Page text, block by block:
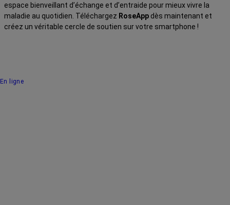
espace bienveillant d’échange et d’entraide pour mieux vivre la
maladie au quotidien. Téléchargez RoseApp dès maintenant et
créez un véritable cercle de soutien sur votre smartphone !
En ligne